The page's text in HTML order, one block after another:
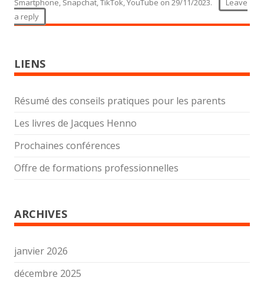
Smartphone, Snapchat,TikTok,YouTube on 29/11/2023.
Leave
a reply
LIENS
Résumé des conseils pratiques pour les parents
Les livres de Jacques Henno
Prochaines conférences
Offre de formations professionnelles
ARCHIVES
janvier 2026
décembre 2025